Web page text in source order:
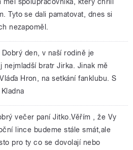
Tyto se dali pamatovat, dnes si
nezapoměl.
Dobrý den, v naší rodině je
nejmladší bratr Jirka. Jinak mě
Hron, na setkání fanklubu. S
večer paní Jitko.Věřím , že Vy
lince budeme stále smát,ale
pro ty co se dovolají nebo